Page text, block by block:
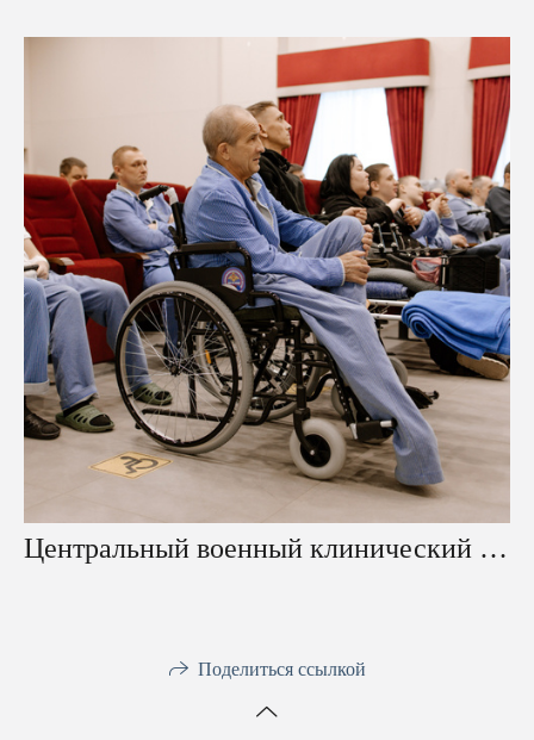
Центральный военный клинический госпиталь имени А. А. Вишневского
Поделиться ссылкой